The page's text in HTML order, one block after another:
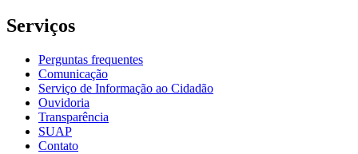
Serviços
Perguntas frequentes
Comunicação
Serviço de Informação ao Cidadão
Ouvidoria
Transparência
SUAP
Contato